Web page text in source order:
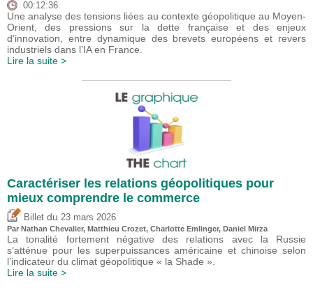
00:12:36
Une analyse des tensions liées au contexte géopolitique au Moyen-
Orient, des pressions sur la dette française et des enjeux
d’innovation, entre dynamique des brevets européens et revers
industriels dans l’IA en France.
Lire la suite >
Caractériser les relations géopolitiques pour
mieux comprendre le commerce
Billet du 23 mars 2026
Par Nathan Chevalier, Matthieu Crozet, Charlotte Emlinger, Daniel Mirza
La tonalité fortement négative des relations avec la Russie
s’atténue pour les superpuissances américaine et chinoise selon
l’indicateur du climat géopolitique « la Shade ».
Lire la suite >